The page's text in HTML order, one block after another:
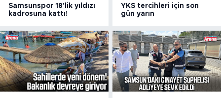
Samsunspor 18'lik yıldızı
kadrosuna kattı!
YKS tercihleri için son
gün yarın